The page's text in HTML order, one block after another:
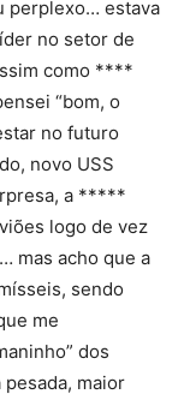
perplexo… estava
no setor de
como ****
“bom, o
no futuro
novo USS
a *****
logo de vez
mas acho que a
sendo
me
dos
maior